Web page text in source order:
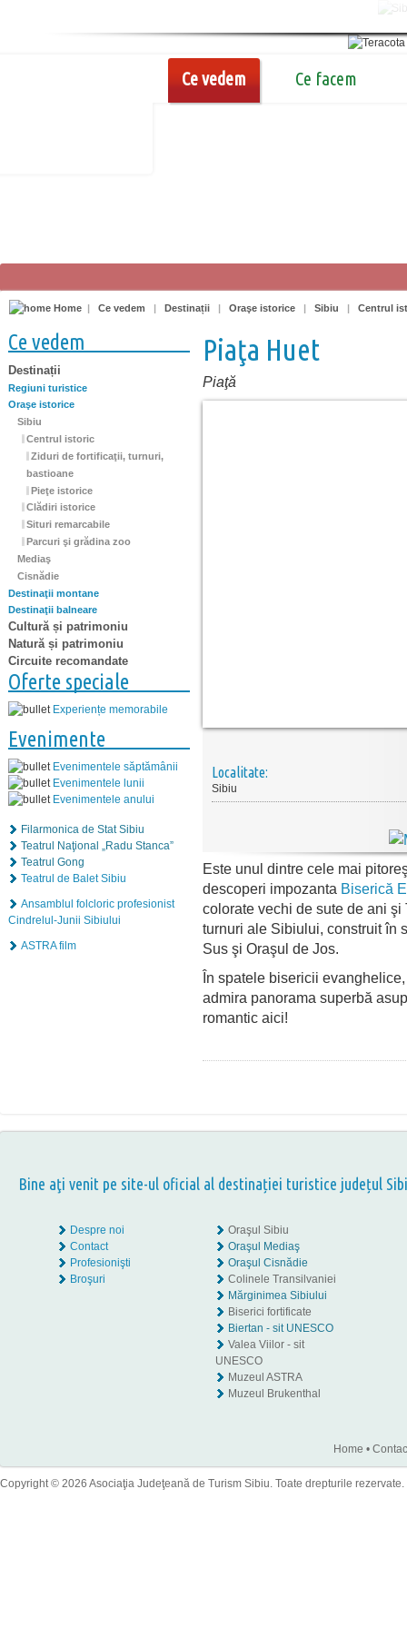
Ce vedem Ce facem
Home | Ce vedem | Destinații | Oraşe istorice | Sibiu | Centrul
Ce vedem
Destinații
Regiuni turistice
Oraşe istorice
Sibiu
Centrul istoric
Ziduri de fortificaţii, turnuri,
bastioane
Pieţe istorice
Clădiri istorice
Situri remarcabile
Parcuri şi grădina zoo
Mediaş
Cisnădie
Destinaţii montane
Destinaţii balneare
Cultură și patrimoniu
Natură și patrimoniu
Circuite recomandate
Oferte speciale
Experiențe memorabile
Evenimente
Evenimentele săptămânii
Evenimentele lunii
Evenimentele anului
Filarmonica de Stat Sibiu
Teatrul Naţional „Radu Stanca”
Teatrul Gong
Teatrul de Balet Sibiu
Ansamblul folcloric profesionist
Cindrelul-Junii Sibiului
ASTRA film
Piaţa Huet
Piaţă
Localitate:
Sibiu
Este unul dintre cele mai
descoperi impozanta Biserică
colorate vechi de sute de ani
turnuri ale Sibiului, construit în
Sus şi Oraşul de Jos.
În spatele bisericii
admira panorama superbă
romantic aici!
Bine aţi venit pe site-ul oficial al destinației turistice județul
Despre noi
Contact
Profesionişti
Broşuri
Oraşul Sibiu
Oraşul Mediaş
Oraşul Cisnădie
Colinele Transilvaniei
Mărginimea Sibiului
Biserici fortificate
Biertan - sit UNESCO
Valea Viilor - sit
UNESCO
Muzeul ASTRA
Muzeul Brukenthal
Home •
Copyright © 2026 Asociaţia Judeţeană de Turism Sibiu. Toate drepturile rezervate.